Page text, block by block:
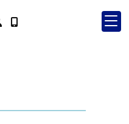
Identifícat